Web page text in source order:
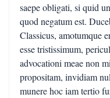
saepe obligati, si quid
quod negatum est.
Classicus, amotumque
esse tristissimum,
advocationi meae non
propositam, invidiam
munere hoc iam tertio